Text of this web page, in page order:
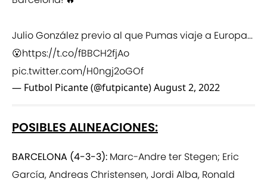
Julio González previo al que Pumas viaje a Europa...
😮https://t.co/fBBCH2fjAo
pic.twitter.com/H0ngj2oGOf
— Futbol Picante (@futpicante)August 2, 2022
POSIBLES ALINEACIONES:
BARCELONA (4-3-3): Marc-Andre ter Stegen; Eric
García, Andreas Christensen, Jordi Alba, Ronald